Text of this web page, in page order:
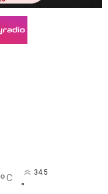
°C 34.5
°